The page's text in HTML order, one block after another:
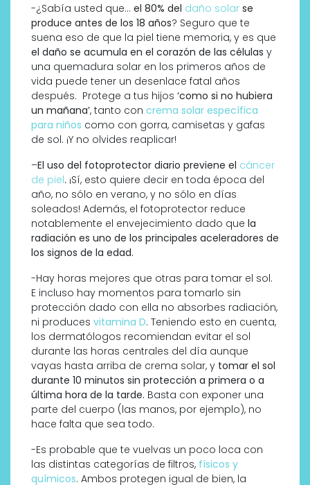
-¿Sabía usted que… el 80% del daño solar se
produce antes de los 18 años? Seguro que te
suena eso de que la piel tiene memoria, y es que
el daño se acumula en el corazón de las células y
una quemadura solar en los primeros años de
vida puede tener un desenlace fatal años
después. Protege a tus hijos ‘como si no hubiera
un mañana’, tanto con crema solar específica
para niños como con gorra, camisetas y gafas
de sol. ¡Y no olvides reaplicar!
–El uso del fotoprotector diario previene el cáncer
de piel. ¡Sí, esto quiere decir en toda época del
año, no sólo en verano, y no sólo en días
soleados! Además, el fotoprotector reduce
notablemente el envejecimiento dado que la
radiación es uno de los principales aceleradores de
los signos de la edad.
-Hay horas mejores que otras para tomar el sol.
E incluso hay momentos para tomarlo sin
protección dado con ella no absorbes radiación,
ni produces vitamina D. Teniendo esto en cuenta,
los dermatólogos recomiendan evitar el sol
durante las horas centrales del día aunque
vayas hasta arriba de crema solar, y tomar el sol
durante 10 minutos sin protección a primera o a
última hora de la tarde. Basta con exponer una
parte del cuerpo (las manos, por ejemplo), no
hace falta que sea todo.
-Es probable que te vuelvas un poco loca con
las distintas categorías de filtros, físicos y
químicos. Ambos protegen igual de bien, la